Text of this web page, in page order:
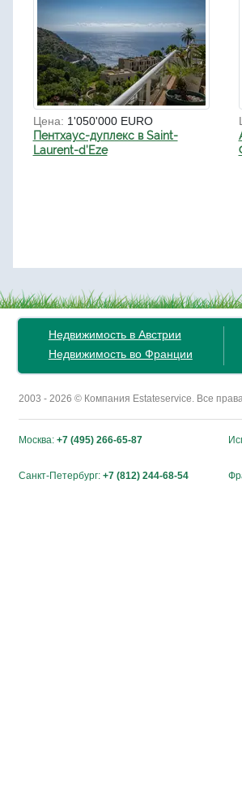
Цена: 1'050'000 EURO
Пентхаус-дуплекс в Saint-
Laurent-d’Eze
Недвижимость в Австрии
Недвижимость во Франции
2003 - 2026 © Компания Estateservice. Все
Москва: +7 (495) 266-65-87
Санкт-Петербург: +7 (812) 244-68-54